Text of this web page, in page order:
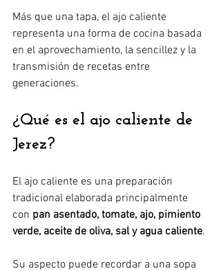
Más que una tapa, el ajo caliente
representa una forma de cocina basada
en el aprovechamiento, la sencillez y la
transmisión de recetas entre
generaciones.
¿Qué es el ajo caliente de
Jerez?
El ajo caliente es una preparación
tradicional elaborada principalmente
con pan asentado, tomate, ajo, pimiento
verde, aceite de oliva, sal y agua caliente.
Su aspecto puede recordar a una sopa